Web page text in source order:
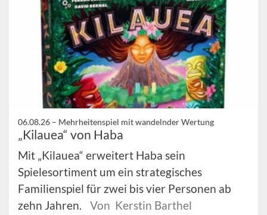
06.08.26 – Mehrheitenspiel mit wandelnder Wertung
„Kilauea“ von Haba
Mit „Kilauea“ erweitert Haba sein
Spielesortiment um ein strategisches
Familienspiel für zwei bis vier Personen ab
zehn Jahren.
Von Kerstin Barthel